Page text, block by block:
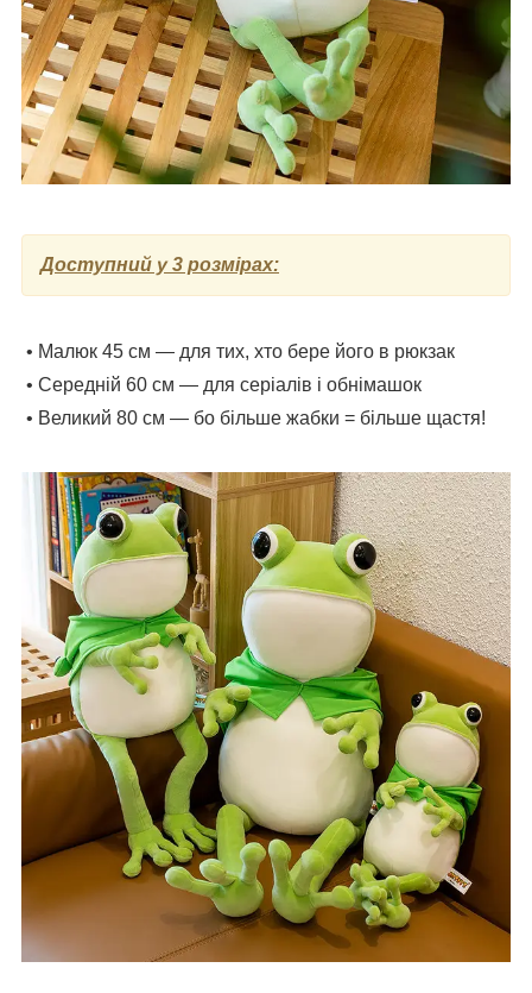
Доступний у 3 розмірах:
• Малюк 45 см — для тих, хто бере його в рюкзак
• Середній 60 см — для серіалів і обнімашок
• Великий 80 см — бо більше жабки = більше щастя!